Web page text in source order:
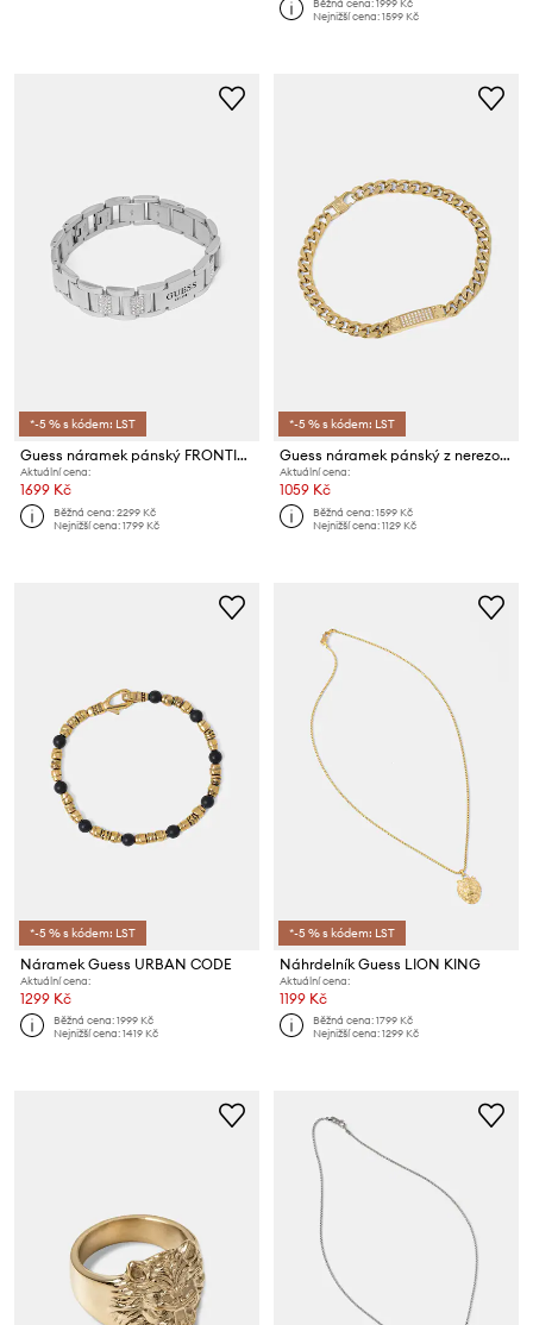
Běžná cena:1999 Kč
Nejnižší cena:1599 Kč
*-5 % s kódem: LST
Guess náramek pánský FRONTIERS
Aktuální cena:
1699 Kč
Běžná cena:2299 Kč
Nejnižší cena:1799 Kč
*-5 % s kódem: LST
Guess náramek pánský z nerezové oceli 4G FRONTIERS
Aktuální cena:
1059 Kč
Běžná cena:1599 Kč
Nejnižší cena:1129 Kč
*-5 % s kódem: LST
Náramek Guess URBAN CODE
Aktuální cena:
1299 Kč
Běžná cena:1999 Kč
Nejnižší cena:1419 Kč
*-5 % s kódem: LST
Náhrdelník Guess LION KING
Aktuální cena:
1199 Kč
Běžná cena:1799 Kč
Nejnižší cena:1299 Kč